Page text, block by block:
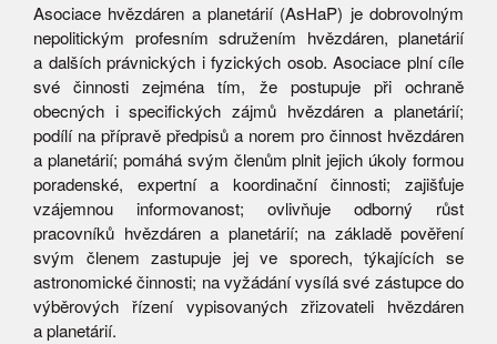
Asociace hvězdáren a planetárií (AsHaP) je dobrovolným
nepolitickým profesním sdružením hvězdáren, planetárií
a dalších právnických i fyzických osob. Asociace plní cíle
své činnosti zejména tím, že postupuje při ochraně
obecných i specifických zájmů hvězdáren a planetárií;
podílí na přípravě předpisů a norem pro činnost hvězdáren
a planetárií; pomáhá svým členům plnit jejich úkoly formou
poradenské, expertní a koordinační činnosti; zajišťuje
vzájemnou informovanost; ovlivňuje odborný růst
pracovníků hvězdáren a planetárií; na základě pověření
svým členem zastupuje jej ve sporech, týkajících se
astronomické činnosti; na vyžádání vysílá své zástupce do
výběrových řízení vypisovaných zřizovateli hvězdáren
a planetárií.